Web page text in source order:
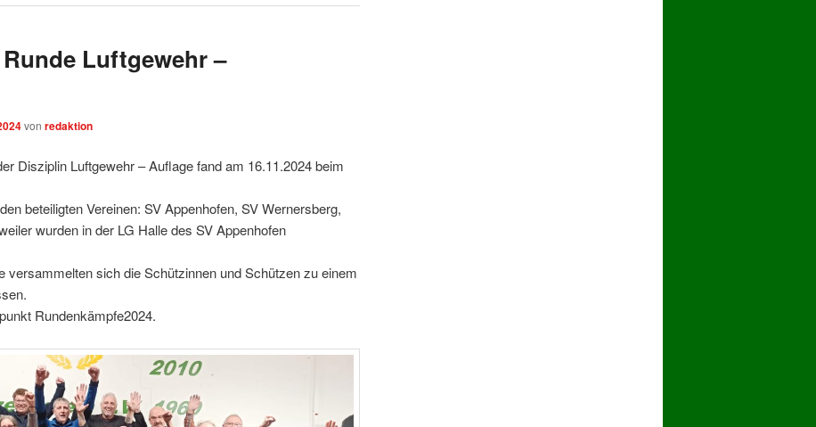
Luftgewehr –
von redaktion
Disziplin Luftgewehr – Auflage fand am 16.11.2024 beim
beteiligten Vereinen: SV Appenhofen, SV Wernersberg,
wurden in der LG Halle des SV Appenhofen
versammelten sich die Schützinnen und Schützen zu einem
Rundenkämpfe2024.